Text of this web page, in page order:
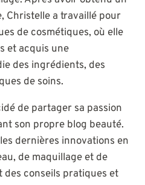
Christelle a travaillé pour
de cosmétiques, où elle
et acquis une
des ingrédients, des
de soins.
de partager sa passion
son propre blog beauté.
dernières innovations en
de maquillage et de
conseils pratiques et